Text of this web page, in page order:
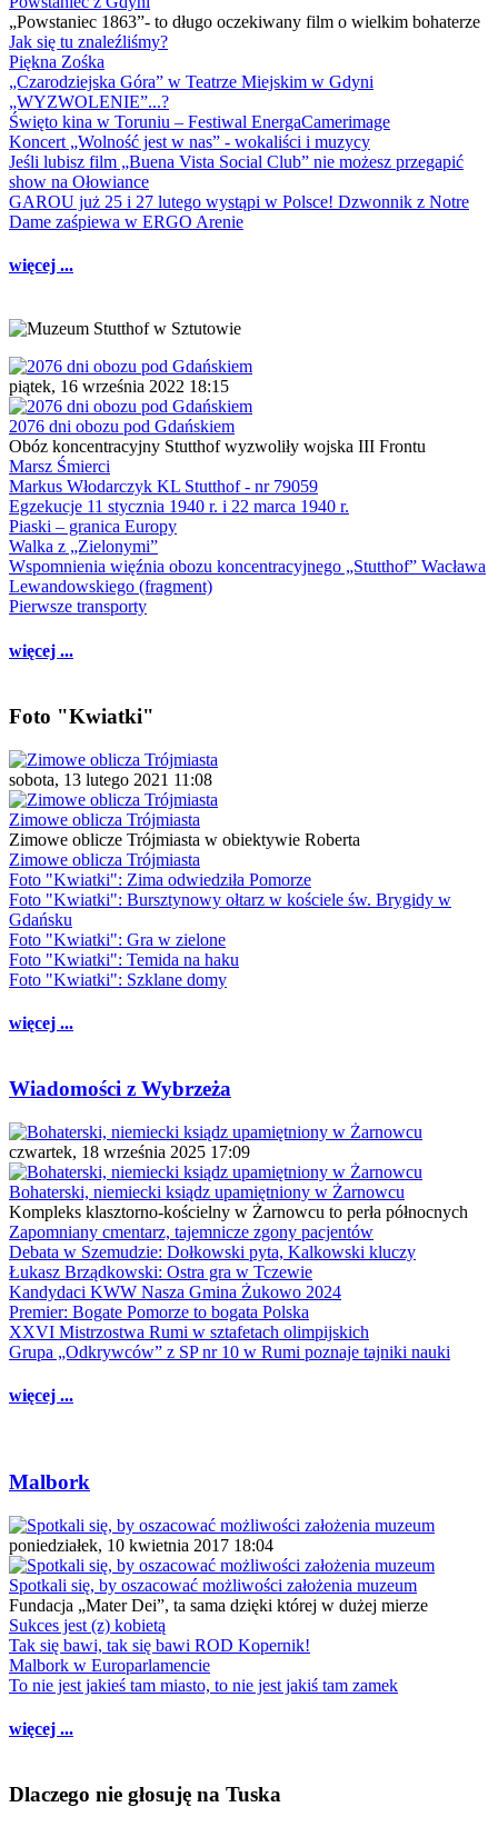
„Powstaniec 1863”- to długo oczekiwany film o wielkim bohaterze
Jak się tu znaleźliśmy?
Piękna Zośka
„Czarodziejska Góra” w Teatrze Miejskim w Gdyni
„WYZWOLENIE”...?
Święto kina w Toruniu – Festiwal EnergaCamerimage
Koncert „Wolność jest w nas” - wokaliści i muzycy
Jeśli lubisz film „Buena Vista Social Club” nie możesz przegapić
show na Ołowiance
GAROU już 25 i 27 lutego wystąpi w Polsce! Dzwonnik z Notre
Dame zaśpiewa w ERGO Arenie
więcej ...
piątek, 16 września 2022 18:15
2076 dni obozu pod Gdańskiem
Obóz koncentracyjny Stutthof wyzwoliły wojska III Frontu
Marsz Śmierci
Markus Włodarczyk KL Stutthof - nr 79059
Egzekucje 11 stycznia 1940 r. i 22 marca 1940 r.
Piaski – granica Europy
Walka z „Zielonymi”
Wspomnienia więźnia obozu koncentracyjnego „Stutthof” Wacława
Lewandowskiego (fragment)
Pierwsze transporty
więcej ...
Foto "Kwiatki"
sobota, 13 lutego 2021 11:08
Zimowe oblicza Trójmiasta
Zimowe oblicze Trójmiasta w obiektywie Roberta
Zimowe oblicza Trójmiasta
Foto "Kwiatki": Zima odwiedziła Pomorze
Foto "Kwiatki": Bursztynowy ołtarz w kościele św. Brygidy w
Gdańsku
Foto "Kwiatki": Gra w zielone
Foto "Kwiatki": Temida na haku
Foto "Kwiatki": Szklane domy
więcej ...
Wiadomości z Wybrzeża
czwartek, 18 września 2025 17:09
Bohaterski, niemiecki ksiądz upamiętniony w Żarnowcu
Kompleks klasztorno-kościelny w Żarnowcu to perła północnych
Zapomniany cmentarz, tajemnicze zgony pacjentów
Debata w Szemudzie: Dołkowski pyta, Kalkowski kluczy
Łukasz Brządkowski: Ostra gra w Tczewie
Kandydaci KWW Nasza Gmina Żukowo 2024
Premier: Bogate Pomorze to bogata Polska
XXVI Mistrzostwa Rumi w sztafetach olimpijskich
Grupa „Odkrywców” z SP nr 10 w Rumi poznaje tajniki nauki
więcej ...
Malbork
poniedziałek, 10 kwietnia 2017 18:04
Spotkali się, by oszacować możliwości założenia muzeum
Fundacja „Mater Dei”, ta sama dzięki której w dużej mierze
Sukces jest (z) kobietą
Tak się bawi, tak się bawi ROD Kopernik!
Malbork w Europarlamencie
To nie jest jakieś tam miasto, to nie jest jakiś tam zamek
więcej ...
Dlaczego nie głosuję na Tuska